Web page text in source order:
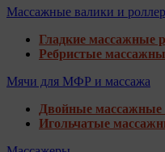
Массажные валики и
Гладкие массажные
Ребристые
Мячи для МФР и массажа
Двойные
Игольчатые